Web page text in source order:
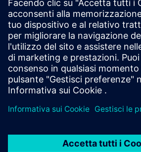
prodotti correlati
Informazioni e risorse
Caso studio